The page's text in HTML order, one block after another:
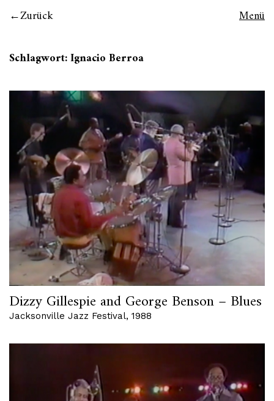
Zurück Menü
Schlagwort:Ignacio Berroa
Dizzy Gillespie and George Benson – Blues
Jacksonville Jazz Festival, 1988